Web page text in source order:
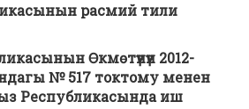
расмий тили
Өкмөтүнүн 2012-
№ 517 токтому менен
Республикасында иш